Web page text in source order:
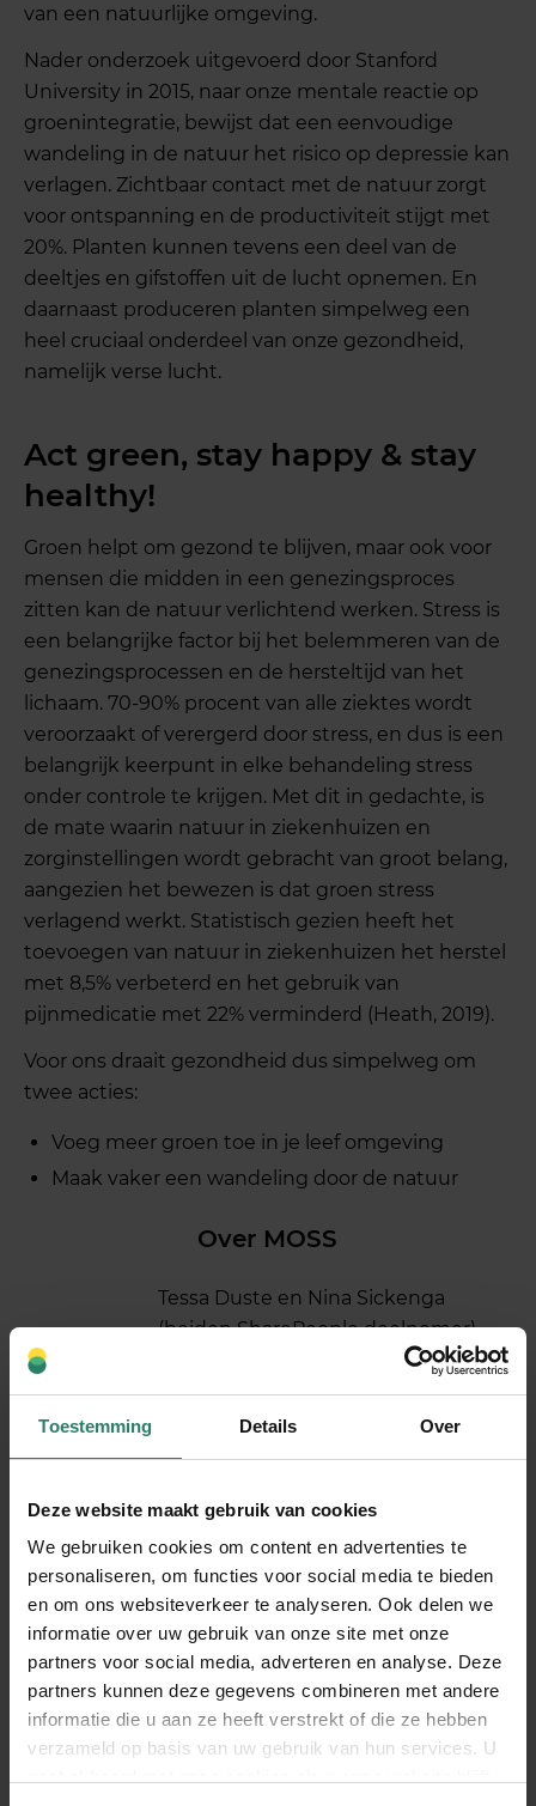
Toestemming Details Over
Deze website maakt gebruik van cookies
We gebruiken cookies om content en advertenties te
personaliseren, om functies voor social media te bieden
en om ons websiteverkeer te analyseren. Ook delen we
informatie over uw gebruik van onze site met onze
partners voor social media, adverteren en analyse. Deze
partners kunnen deze gegevens combineren met andere
informatie die u aan ze heeft verstrekt of die ze hebben
verzameld op basis van uw gebruik van hun services. U
van een natuurlijke omgeving.
Nader onderzoek uitgevoerd door Stanford
University in 2015, naar onze mentale reactie op
groenintegratie, bewijst dat een eenvoudige
wandeling in de natuur het risico op depressie kan
verlagen. Zichtbaar contact met de natuur zorgt
voor ontspanning en de productiviteit stijgt met
20%. Planten kunnen tevens een deel van de
deeltjes en gifstoffen uit de lucht opnemen. En
daarnaast produceren planten simpelweg een
heel cruciaal onderdeel van onze gezondheid,
namelijk verse lucht.
Act green, stay happy & stay
healthy!
Groen helpt om gezond te blijven, maar ook voor
mensen die midden in een genezingsproces
zitten kan de natuur verlichtend werken. Stress is
een belangrijke factor bij het belemmeren van de
genezingsprocessen en de hersteltijd van het
lichaam. 70-90% procent van alle ziektes wordt
veroorzaakt of verergerd door stress, en dus is een
belangrijk keerpunt in elke behandeling stress
onder controle te krijgen. Met dit in gedachte, is
de mate waarin natuur in ziekenhuizen en
zorginstellingen wordt gebracht van groot belang,
aangezien het bewezen is dat groen stress
verlagend werkt. Statistisch gezien heeft het
toevoegen van natuur in ziekenhuizen het herstel
met 8,5% verbeterd en het gebruik van
pijnmedicatie met 22% verminderd (Heath, 2019).
Voor ons draait gezondheid dus simpelweg om
twee acties:
Voeg meer groen toe in je leef omgeving
Maak vaker een wandeling door de natuur
Over MOSS
Tessa Duste en Nina Sickenga
(beiden SharePeople deelnemer)
zijn co-founders van MOSS
(Makers of Sustainable Spaces)
en Hrbs. Met deze initiatieven
verduurzamen zij de stedelijke
eetbaar groen toe te voegen aan,
op en in gebouwen. Hun missie is
om de stad leefbaarder, gezonder
en groener te maken!
Voor meer informatie kijk op
http://www.moss.amsterdam
Als SharePeople deelnemer gratis een
week midden in het groen werken!